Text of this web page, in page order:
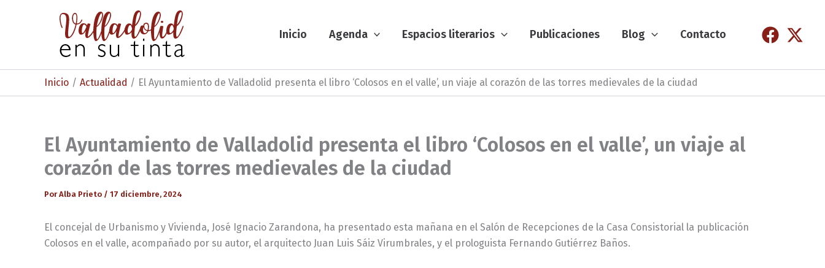
Inicio Agenda Espacios literarios Publicaciones Blog Contacto
Inicio Actualidad El Ayuntamiento de Valladolid presenta el libro ‘Colosos en el valle’, un viaje al corazón de las torres medievales de la ciudad
El Ayuntamiento de Valladolid presenta el libro ‘Colosos en el valle’, un viaje al
corazón de las torres medievales de la ciudad
PorAlba Prieto / 17 diciembre, 2024
El concejal de Urbanismo y Vivienda, José Ignacio Zarandona, ha presentado esta mañana en el Salón de Recepciones de la Casa Consistorial la publicación
Colosos en el valle, acompañado por su autor, el arquitecto Juan Luis Sáiz Virumbrales, y el prologuista Fernando Gutiérrez Baños.